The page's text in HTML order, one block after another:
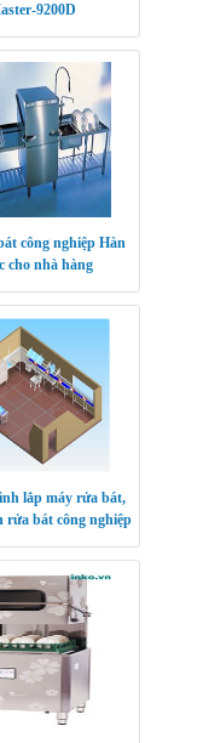
9200D
công nghiệp Hàn
cho nhà hàng
lắp máy rửa bát,
rửa bát công nghiệp